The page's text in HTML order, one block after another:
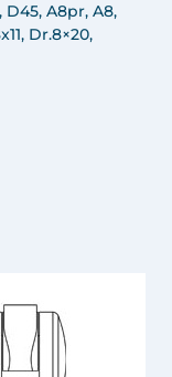
A8pr, A8,
Dr.8×20,